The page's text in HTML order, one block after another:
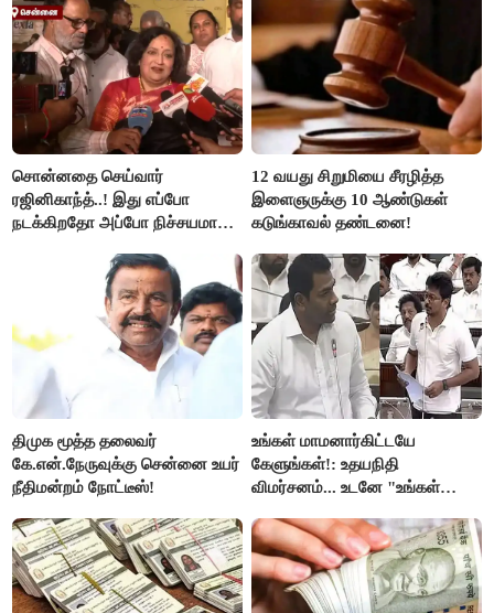
சொன்னதை செய்வார்
ரஜினிகாந்த்..! இது எப்போ
நடக்கிறதோ அப்போ நிச்சயமாக
ரஜினிகாந்த்..!
12 வயது சிறுமியை சீரழித்த
இளைஞருக்கு 10 ஆண்டுகள்
கடுங்காவல் தண்டனை!
திமுக மூத்த தலைவர்
கே.என்.நேருவுக்கு சென்னை உயர்
நீதிமன்றம் நோட்டீஸ்!
உங்கள் மாமனார்கிட்டயே
கேளுங்கள்!: உதயநிதி
விமர்சனம்... உடனே "உங்கள்
ஆதவ் அர்ஜுனா பதிலடி!